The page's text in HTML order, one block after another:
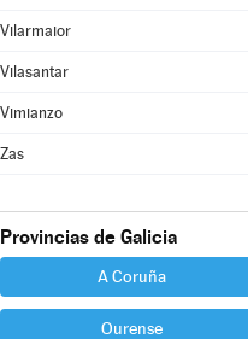
Vilarmaior
Vilasantar
Vimianzo
Zas
Provincias de Galicia
A Coruña
Ourense